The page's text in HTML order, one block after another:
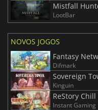
Mistfall
LootBar
NOVOS JOGOS
Fantasy
Difmark
Sovereign
Kinguin
ReStory
Instant Gaming